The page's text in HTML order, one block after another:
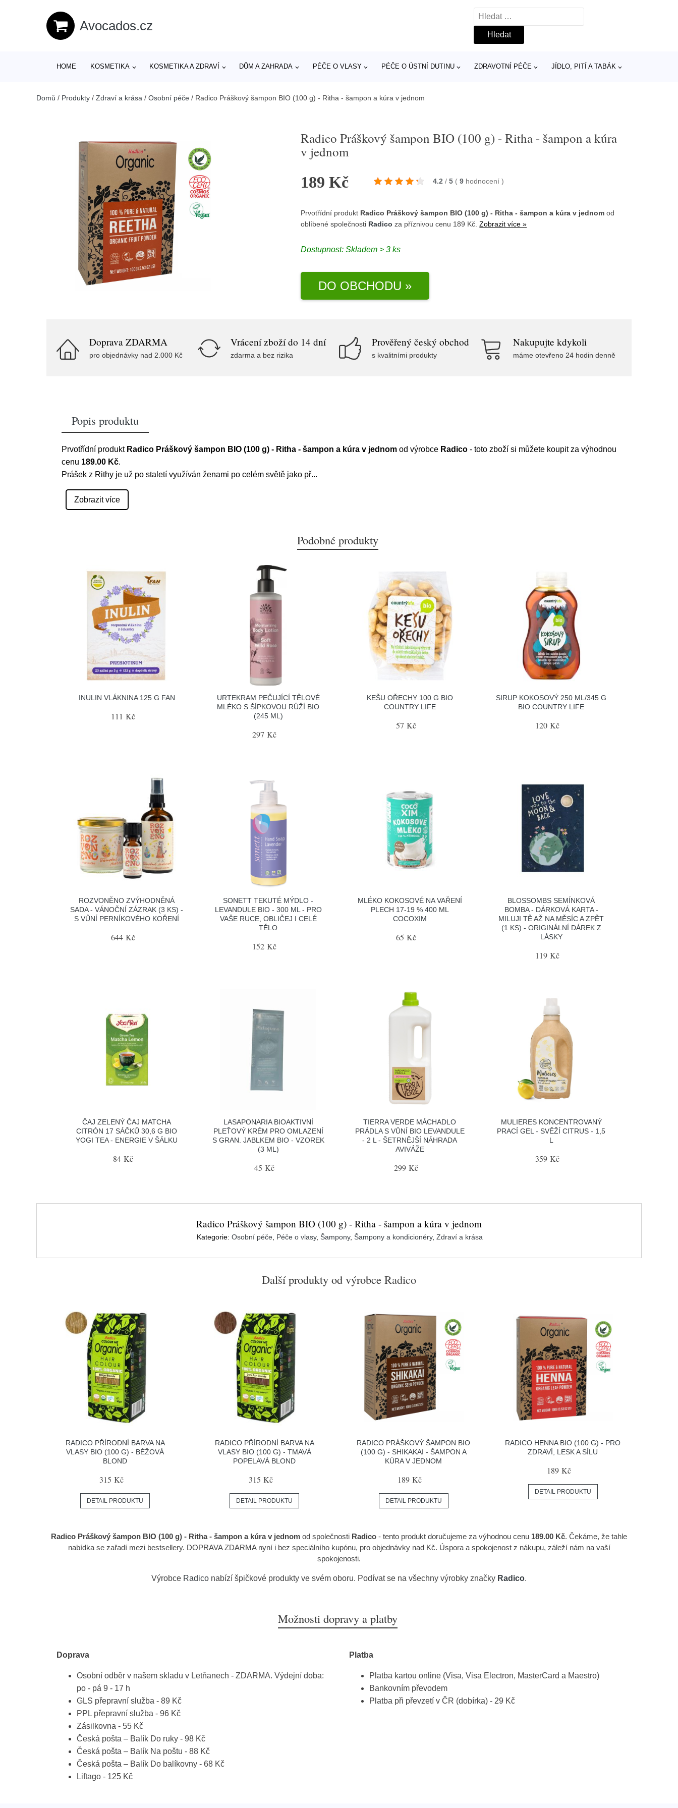
Avocados.cz
Vyhledávání
HOME KOSMETIKA KOSMETIKA A ZDRAVÍ DŮM A ZAHRADA PÉČE O VLASY PÉČE O ÚSTNÍ DUTINU ZDRAVOTNÍ PÉČE JÍDLO, PITÍ A TABÁK
Domů / Produkty / Zdraví a krása / Osobní péče / Radico Práškový šampon BIO (100 g) - Ritha - šampon a kúra v jednom
Radico Práškový šampon BIO (100 g) - Ritha - šampon a kúra
v jednom
189 Kč 4.2 / 5 ( 9 hodnocení)
Prvotřídní produkt Radico Práškový šampon BIO (100 g) - Ritha - šampon a kúra v jednom od
oblíbené společnosti Radico za příznivou cenu 189 Kč.Zobrazit více »
Dostupnost:Skladem > 3 ks
DO OBCHODU »
Doprava ZDARMA
pro objednávky nad 2.000 Kč
Vrácení zboží do 14 dní
zdarma a bez rizika
Prověřený český obchod
s kvalitními produkty
Nakupujte kdykoli
máme otevřeno 24 hodin denně
Popis produktu
Prvotřídní produkt Radico Práškový šampon BIO (100 g) - Ritha - šampon a kúra v jednom od výrobce Radico - toto zboží si můžete koupit za výhodnou
cenu 189.00 Kč.
Prášek z Rithy je už po staletí využíván ženami po celém světě jako př...
Zobrazit více
Podobné produkty
INULIN VLÁKNINA 125 G FAN
111 Kč
URTEKRAM PEČUJÍCÍ TĚLOVÉ
MLÉKO S ŠÍPKOVOU RŮŽÍ BIO
(245 ML)
297 Kč
KEŠU OŘECHY 100 G BIO
COUNTRY LIFE
57 Kč
SIRUP KOKOSOVÝ 250 ML/345 G
BIO COUNTRY LIFE
120 Kč
ROZVONĚNO ZVÝHODNĚNÁ
SADA - VÁNOČNÍ ZÁZRAK (3 KS) -
S VŮNÍ PERNÍKOVÉHO KOŘENÍ
644 Kč
SONETT TEKUTÉ MÝDLO -
LEVANDULE BIO - 300 ML - PRO
VAŠE RUCE, OBLIČEJ I CELÉ
TĚLO
152 Kč
MLÉKO KOKOSOVÉ NA VAŘENÍ
PLECH 17-19 % 400 ML
COCOXIM
65 Kč
BLOSSOMBS SEMÍNKOVÁ
BOMBA - DÁRKOVÁ KARTA -
MILUJI TĚ AŽ NA MĚSÍC A ZPĚT
(1 KS) - ORIGINÁLNÍ DÁREK Z
LÁSKY
119 Kč
ČAJ ZELENÝ ČAJ MATCHA
CITRÓN 17 SÁČKŮ 30,6 G BIO
YOGI TEA - ENERGIE V ŠÁLKU
84 Kč
LASAPONARIA BIOAKTIVNÍ
PLEŤOVÝ KRÉM PRO OMLAZENÍ
S GRAN. JABLKEM BIO - VZOREK
(3 ML)
45 Kč
TIERRA VERDE MÁCHADLO
PRÁDLA S VŮNÍ BIO LEVANDULE
- 2 L - ŠETRNĚJŠÍ NÁHRADA
AVIVÁŽE
299 Kč
MULIERES KONCENTROVANÝ
PRACÍ GEL - SVĚŽÍ CITRUS - 1,5
L
359 Kč
Radico Práškový šampon BIO (100 g) - Ritha - šampon a kúra v jednom
Kategorie: Osobní péče, Péče o vlasy, Šampony, Šampony a kondicionéry, Zdraví a krása
Další produkty od výrobce Radico
RADICO PŘÍRODNÍ BARVA NA
VLASY BIO (100 G) - BÉŽOVÁ
BLOND
315 Kč
DETAIL PRODUKTU
RADICO PŘÍRODNÍ BARVA NA
VLASY BIO (100 G) - TMAVÁ
POPELAVÁ BLOND
315 Kč
DETAIL PRODUKTU
RADICO PRÁŠKOVÝ ŠAMPON BIO
(100 G) - SHIKAKAI - ŠAMPON A
KÚRA V JEDNOM
189 Kč
DETAIL PRODUKTU
RADICO HENNA BIO (100 G) - PRO
ZDRAVÍ, LESK A SÍLU
189 Kč
DETAIL PRODUKTU
Radico Práškový šampon BIO (100 g) - Ritha - šampon a kúra v jednom od společnosti Radico - tento produkt doručujeme za výhodnou cenu 189.00 Kč. Čekáme, že tahle
nabídka se zařadí mezi bestsellery. DOPRAVA ZDARMA nyní i bez speciálního kupónu, pro objednávky nad Kč. Úspora a spokojenost z nákupu, záleží nám na vaší
spokojenosti.
Výrobce Radico nabízí špičkové produkty ve svém oboru. Podívat se na všechny výrobky značky Radico.
Možnosti dopravy a platby
Doprava
Osobní odběr v našem skladu v Letňanech - ZDARMA. Výdejní doba:
po - pá 9 - 17 h
GLS přepravní služba - 89 Kč
PPL přepravní služba - 96 Kč
Zásilkovna - 55 Kč
Česká pošta – Balík Do ruky - 98 Kč
Česká pošta – Balík Na poštu - 88 Kč
Česká pošta – Balík Do balíkovny - 68 Kč
Liftago - 125 Kč
Platba
Platba kartou online (Visa, Visa Electron, MasterCard a Maestro)
Bankovním převodem
Platba při převzetí v ČR (dobírka) - 29 Kč